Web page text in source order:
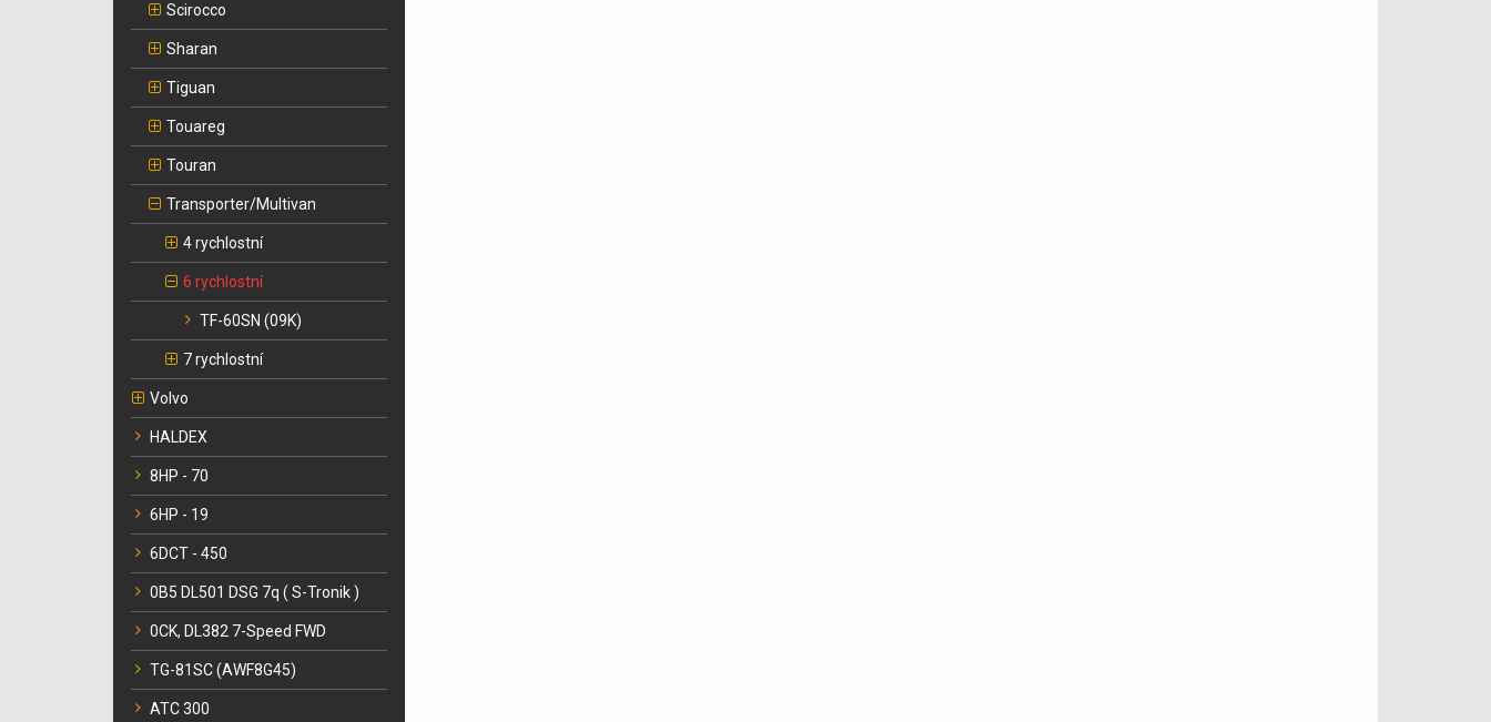
Scirocco
Sharan
Tiguan
Touareg
Touran
Transporter/Multivan
4 rychlostní
6 rychlostní
TF-60SN (09K)
7 rychlostní
Volvo
HALDEX
8HP - 70
6HP - 19
6DCT - 450
0B5 DL501 DSG 7q ( S-Tronik )
0CK, DL382 7-Speed FWD
TG-81SC (AWF8G45)
ATC 300